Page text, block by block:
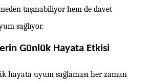
taşınabiliyor hem de davet
sağlıyor.
Günlük Hayata Etkisi
hayata uyum sağlaması her zaman